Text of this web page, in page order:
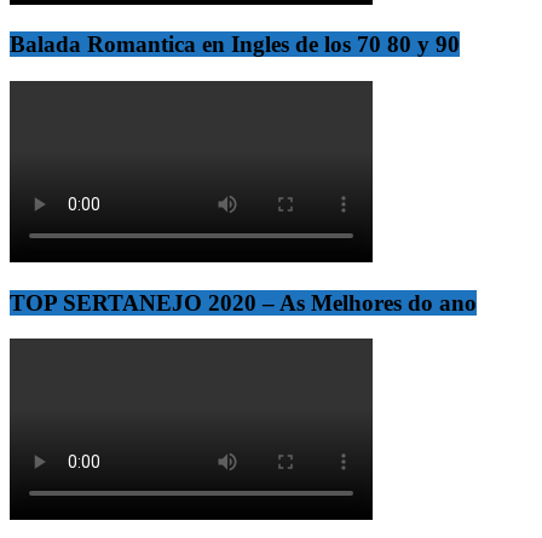
Balada Romantica en Ingles de los 70 80 y 90
TOP SERTANEJO 2020 – As Melhores do ano